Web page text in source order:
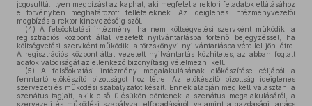
jogosulttá. Ilyen megbízást az kaphat, aki megfelel a rektori feladatok ellátásához
e törvényben meghatározott feltételeknek. Az ideiglenes intézményvezetői
megbízás a rektor kinevezéséig szól.
(4) A felsőoktatási intézmény, ha nem költségvetési szervként működik, a
regisztrációs központ által vezetett nyilvántartásba történő bejegyzéssel, ha
költségvetési szervként működik, a törzskönyvi nyilvántartásba vétellel jön létre.
A regisztrációs központ által vezetett nyilvántartás közhiteles, az abban foglalt
adatok valódiságát az ellenkező bizonyításig vélelmezni kell.
(5) A felsőoktatási intézmény megalakulásának előkészítése céljából a
fenntartó előkészítő bizottságot hoz létre. Az előkészítő bizottság ideiglenes
szervezeti és működési szabályzatot készít. Ennek alapján meg kell választani a
szenátus tagjait, akik első ülésükön döntenek a szenátus megalakulásáról, a
szervezeti és működési szabályzat elfogadásáról, valamint a gazdasági tanács